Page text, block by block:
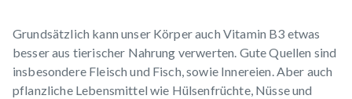
Grundsätzlich kann unser Körper auch Vitamin B3 etwas
besser aus tierischer Nahrung verwerten. Gute Quellen sind
insbesondere Fleisch und Fisch, sowie Innereien. Aber auch
pflanzliche Lebensmittel wie Hülsenfrüchte, Nüsse und